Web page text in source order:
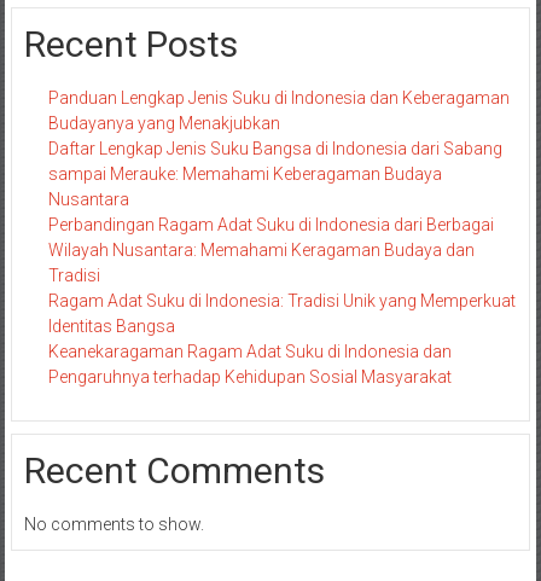
Recent Posts
Panduan Lengkap Jenis Suku di Indonesia dan Keberagaman
Budayanya yang Menakjubkan
Daftar Lengkap Jenis Suku Bangsa di Indonesia dari Sabang
sampai Merauke: Memahami Keberagaman Budaya
Nusantara
Perbandingan Ragam Adat Suku di Indonesia dari Berbagai
Wilayah Nusantara: Memahami Keragaman Budaya dan
Tradisi
Ragam Adat Suku di Indonesia: Tradisi Unik yang Memperkuat
Identitas Bangsa
Keanekaragaman Ragam Adat Suku di Indonesia dan
Pengaruhnya terhadap Kehidupan Sosial Masyarakat
Recent Comments
No comments to show.